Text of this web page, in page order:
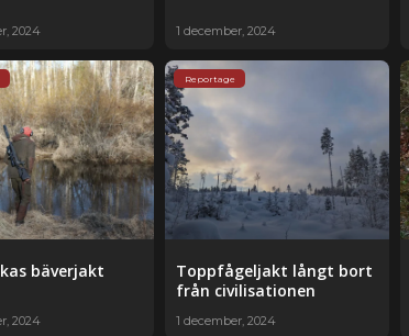
2024 1 december, 2024
bäverjakt
2024
Reportage
Toppfågeljakt långt bort
från civilisationen
1 december, 2024